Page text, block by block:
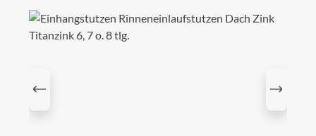
Bildergalerie überspringen